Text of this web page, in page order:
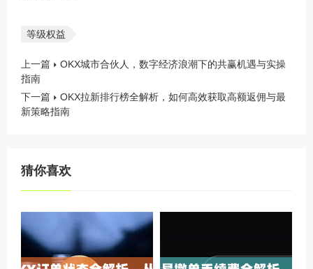
等级权益
上一篇
OKX城市合伙人，数字经济浪潮下的共赢机遇与实操
指南
下一篇
OKX拉新排行榜全解析，如何高效获取高额返佣与最
新策略指南
猜你喜欢